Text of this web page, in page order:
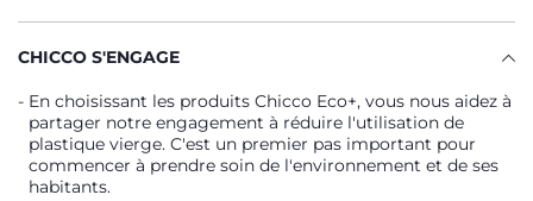
CHICCO S'ENGAGE
En choisissant les produits Chicco Eco+, vous nous aidez à
partager notre engagement à réduire l'utilisation de
plastique vierge. C'est un premier pas important pour
commencer à prendre soin de l'environnement et de ses
habitants.